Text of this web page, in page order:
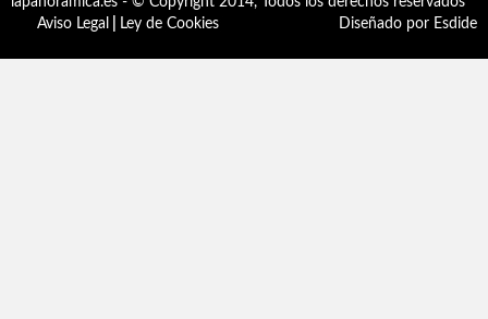
Aviso Legal
Ley de Cookies Diseñado por Esdide